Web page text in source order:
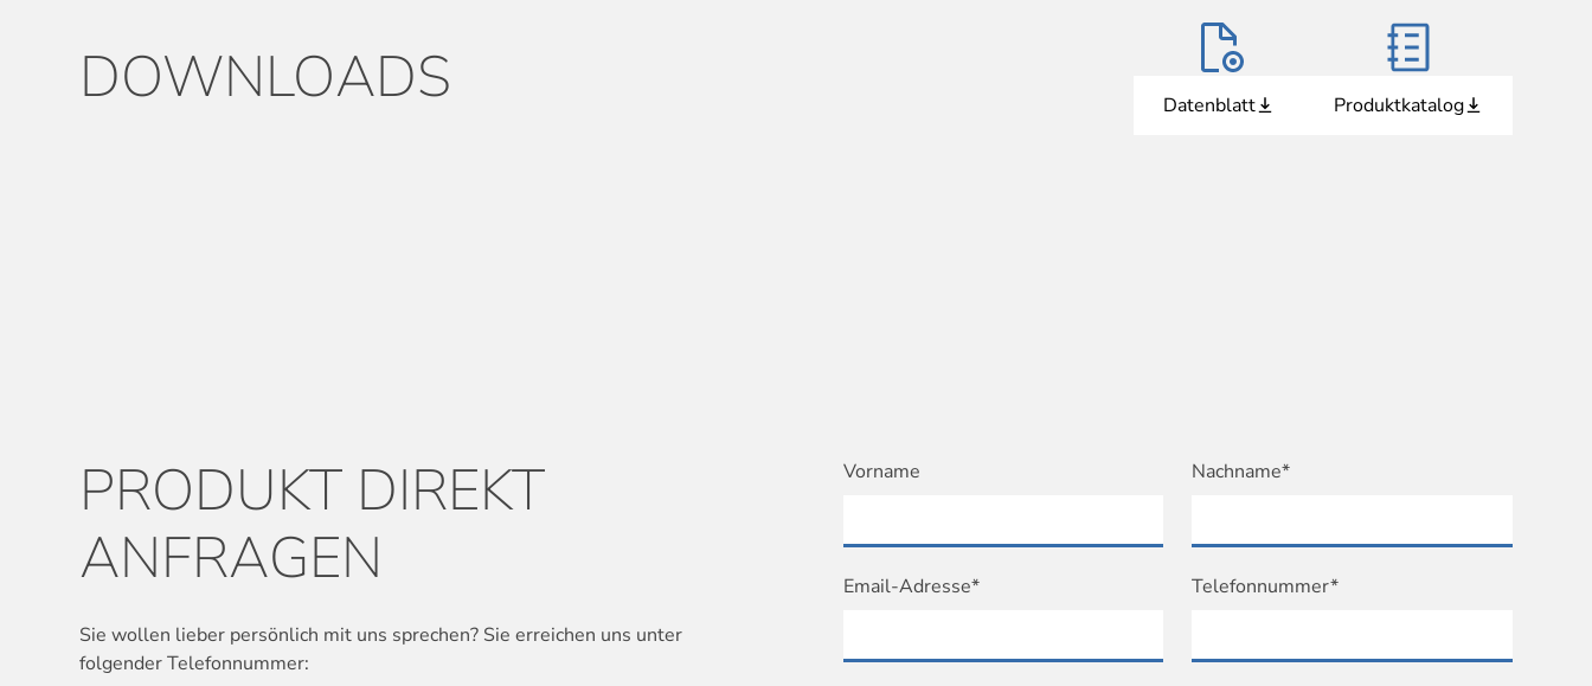
DOWNLOADS Datenblatt Produktkatalog
PRODUKT DIREKT
ANFRAGEN
Sie wollen lieber persönlich mit uns sprechen? Sie erreichen uns unter
folgender Telefonnummer:
Vorname Nachname*
Email-Adresse* Telefonnummer*